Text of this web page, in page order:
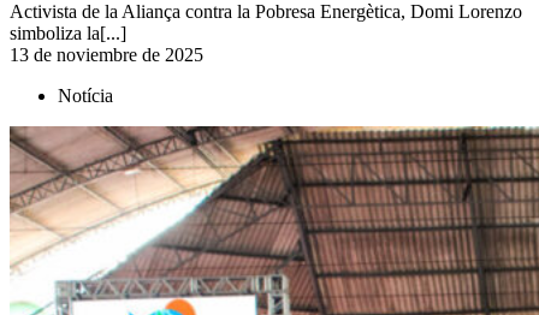
Activista de la Aliança contra la Pobresa Energètica, Domi Lorenzo
simboliza la[...]
13 de noviembre de 2025
Notícia